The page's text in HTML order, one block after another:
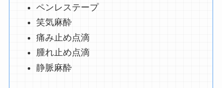
ペンレステープ
笑気麻酔
痛み止め点滴
腫れ止め点滴
静脈麻酔